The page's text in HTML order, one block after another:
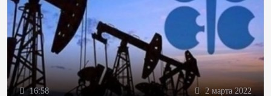
16:58 2 марта 2022